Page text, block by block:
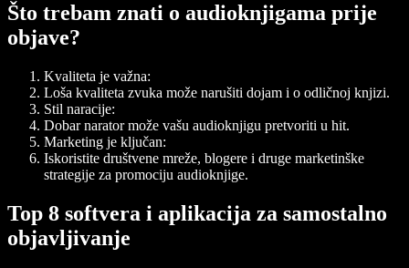
Što trebam znati o audioknjigama prije
objave?
Kvaliteta je važna:
Loša kvaliteta zvuka može narušiti dojam i o odličnoj knjizi.
Stil naracije:
Dobar narator može vašu audioknjigu pretvoriti u hit.
Marketing je ključan:
Iskoristite društvene mreže, blogere i druge marketinške
strategije za promociju audioknjige.
Top 8 softvera i aplikacija za samostalno
objavljivanje